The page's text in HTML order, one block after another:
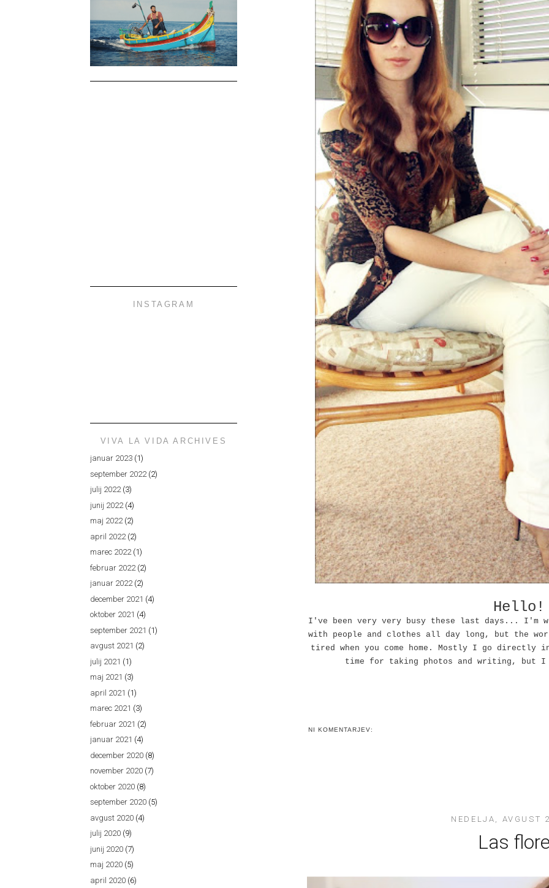
Hello!
I've been very very busy these last days... I'm
with people and clothes all day long, but the
tired when you come home. Mostly I go
time for taking photos and writing, but
NI KOMENTARJEV:
NEDELJA, AVGUST
Las
INSTAGRAM
VIVA LA VIDA ARCHIVES
januar 2023 (1)
september 2022 (2)
julij 2022(3)
junij 2022 (4)
maj 2022(2)
april 2022 (2)
marec 2022(1)
februar 2022 (2)
januar 2022(2)
december 2021 (4)
oktober 2021 (4)
september 2021 (1)
avgust 2021 (2)
julij 2021 (1)
maj 2021 (3)
april 2021 (1)
marec 2021 (3)
februar 2021 (2)
januar 2021 (4)
december 2020 (8)
november 2020 (7)
oktober 2020 (8)
september 2020 (5)
avgust 2020 (4)
julij 2020 (9)
junij 2020 (7)
maj 2020 (5)
april 2020 (6)